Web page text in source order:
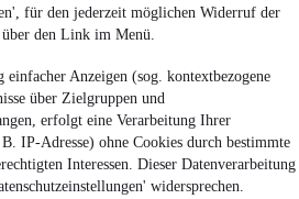
für den jederzeit möglichen Widerruf der
den Link im Menü.
einfacher Anzeigen (sog. kontextbezogene
über Zielgruppen und
erfolgt eine Verarbeitung Ihrer
IP-Adresse) ohne Cookies durch bestimmte
Interessen. Dieser Datenverarbeitung
widersprechen.